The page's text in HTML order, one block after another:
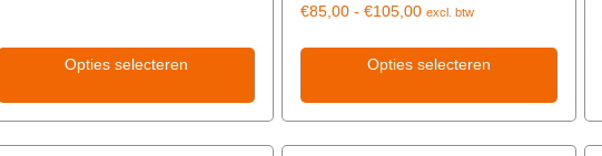
Opties selecteren
€85,00 - €105,00 excl. btw
Opties selecteren